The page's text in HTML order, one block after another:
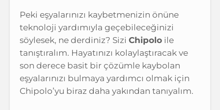
Peki eşyalarınızı kaybetmenizin önüne
teknoloji yardımıyla geçebileceğinizi
söylesek, ne derdiniz? Sizi Chipolo ile
tanıştıralım. Hayatınızı kolaylaştıracak ve
son derece basit bir çözümle kaybolan
eşyalarınızı bulmaya yardımcı olmak için
Chipolo’yu biraz daha yakından tanıyalım.